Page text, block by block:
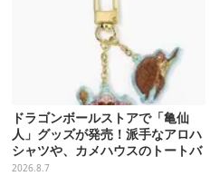
ドラゴンボールストアで「亀仙
人」グッズが発売！派手なアロハ
シャツや、カメハウスのトートバ
ッグなど夏らしいアイテムがズラ
2026.8.7